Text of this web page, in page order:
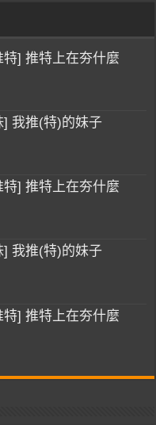
] 推特上在夯什麼
我推(特)的妹子
] 推特上在夯什麼
] 我推(特)的妹子
] 推特上在夯什麼